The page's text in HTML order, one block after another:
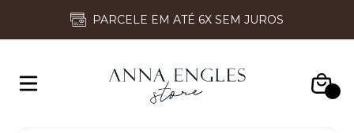
DESCONTO | GANHE 10% NA SUA PRIMEIRA COMPRA
USE O CUPOM: BEMVINDA